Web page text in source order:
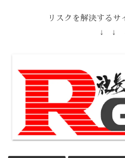
リスクを解決するサ
↓ ↓